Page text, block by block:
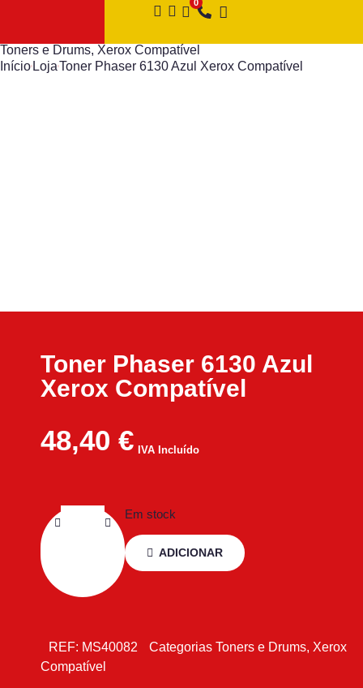
Toners e Drums, Xerox Compatível
Início LojaToner Phaser 6130 Azul Xerox Compatível
Toner Phaser 6130 Azul
Xerox Compatível
48,40 € IVA Incluído
Em stock
ADICIONAR
REF: MS40082 Categorias Toners e Drums, Xerox
Compatível